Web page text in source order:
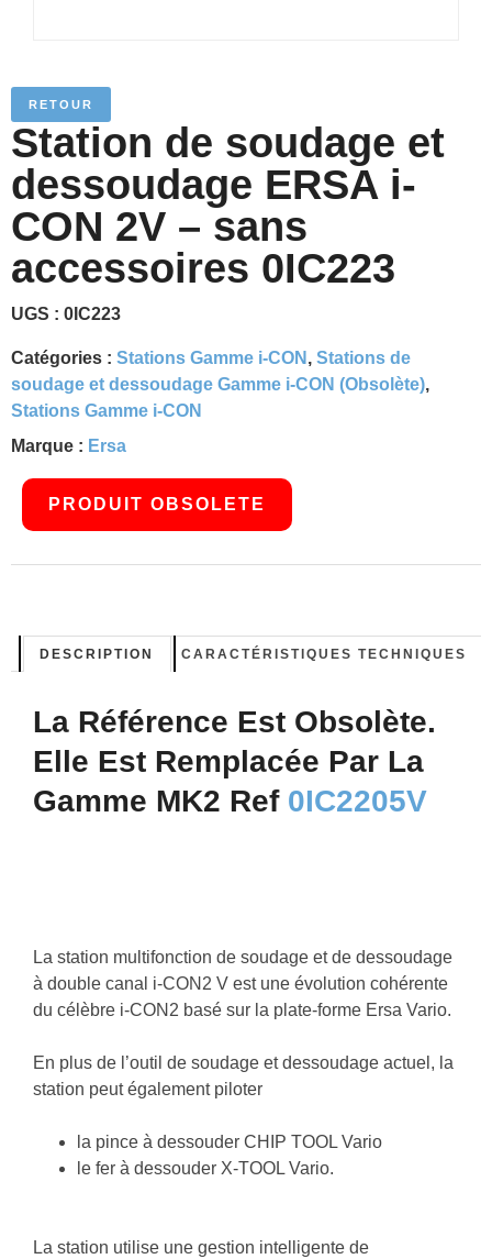
RETOUR
Station de soudage et
dessoudage ERSA i-
CON 2V – sans
accessoires 0IC223
UGS : 0IC223
Catégories : Stations Gamme i-CON , Stations de
soudage et dessoudage Gamme i-CON (Obsolète),
Stations Gamme i-CON
Marque : Ersa
PRODUIT OBSOLETE
DESCRIPTION CARACTÉRISTIQUES TECHNIQUES
La Référence Est Obsolète.
Elle Est Remplacée Par La
Gamme MK2 Ref 0IC2205V
La station multifonction de soudage et de dessoudage
à double canal i-CON2 V est une évolution cohérente
du célèbre i-CON2 basé sur la plate-forme Ersa Vario.
En plus de l’outil de soudage et dessoudage actuel, la
station peut également piloter
la pince à dessouder CHIP TOOL Vario
le fer à dessouder X-TOOL Vario.
La station utilise une gestion intelligente de